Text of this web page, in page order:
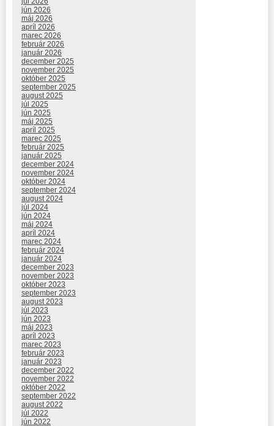
jún 2026
máj 2026
apríl 2026
marec 2026
február 2026
január 2026
december 2025
november 2025
október 2025
september 2025
august 2025
júl 2025
jún 2025
máj 2025
apríl 2025
marec 2025
február 2025
január 2025
december 2024
november 2024
október 2024
september 2024
august 2024
júl 2024
jún 2024
máj 2024
apríl 2024
marec 2024
február 2024
január 2024
december 2023
november 2023
október 2023
september 2023
august 2023
júl 2023
jún 2023
máj 2023
apríl 2023
marec 2023
február 2023
január 2023
december 2022
november 2022
október 2022
september 2022
august 2022
júl 2022
jún 2022